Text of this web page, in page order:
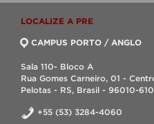
LOCALIZE A PRE
CAMPUS PORTO / ANGLO
Sala 110- Bloco A
Rua Gomes Carneiro, 01 -
Pelotas - RS, Brasil - 96010-610
+55 (53) 3284-4060